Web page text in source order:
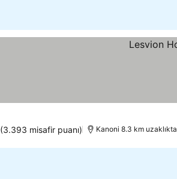
(3.393 misafir puanı) Kanoni 8.3 km uzaklıkta